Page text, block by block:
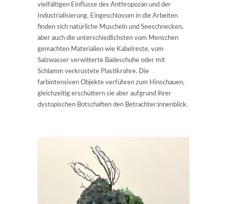
vielfältigen Einflüsse des Anthropozän und der
Industrialisierung. Eingeschlossen in die Arbeiten
finden sich natürliche Muscheln und Seeschnecken,
aber auch die unterschiedlichsten vom Menschen
gemachten Materialien wie Kabelreste, vom
Salzwasser verwitterte Badeschuhe oder mit
Schlamm verkrustete Plastikrohre. Die
farbintensiven Objekte verführen zum Hinschauen,
gleichzeitig erschüttern sie aber aufgrund ihrer
dystopischen Botschaften den Betrachter:innenblick.